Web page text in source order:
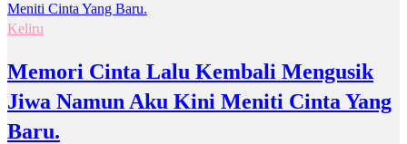
Keliru
Memori Cinta Lalu Kembali Mengusik
Jiwa Namun Aku Kini Meniti Cinta Yang
Baru.